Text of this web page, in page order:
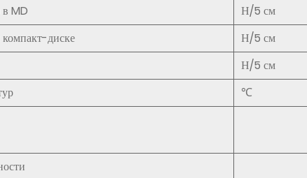
MD
Н/5 см
диске
Н/5 см
Н/5 см
℃